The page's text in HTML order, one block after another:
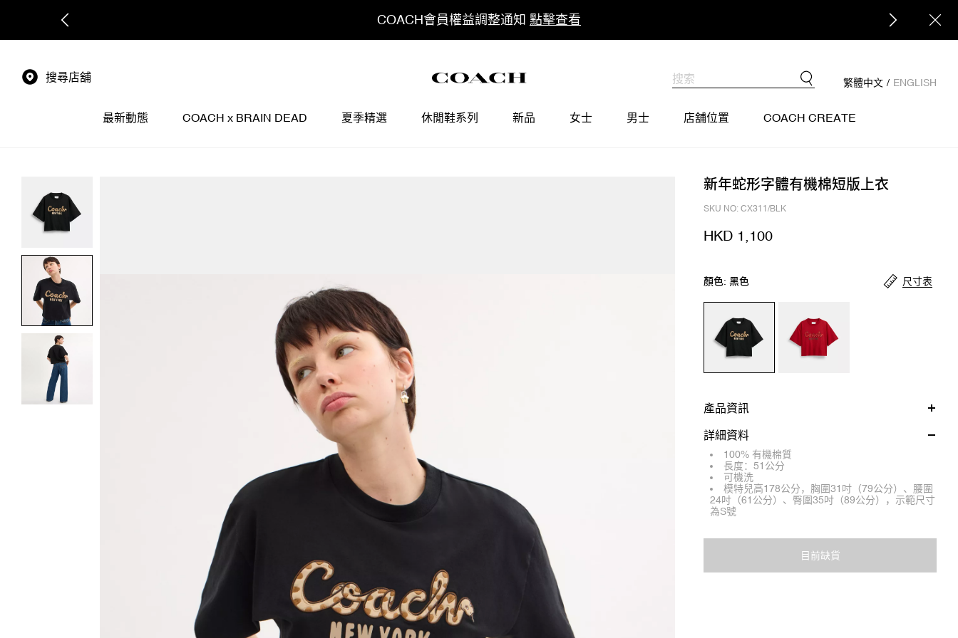
COACH會員權益調整通知 點擊查看
搜尋店舖 繁體中文 / ENGLISH
最新動態 COACH x BRAIN DEAD 夏季精選 休閒鞋系列 新品 女士 男士 店舖位置 COACH CREATE
新年蛇形字體有機棉短版上衣
SKU NO: CX311/BLK
HKD 1,100
顏色: 黑色 尺寸表
產品資訊
詳細資料
100% 有機棉質
長度：51公分
可機洗
模特兒高178公分，胸圍31吋（79公分）、腰圍
24吋（61公分）、臀圍35吋（89公分），示範尺寸
為S號
目前缺貨